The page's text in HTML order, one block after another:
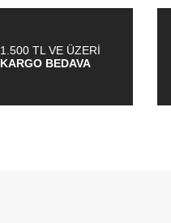
1.500 TL VE ÜZERİ
KARGO BEDAVA